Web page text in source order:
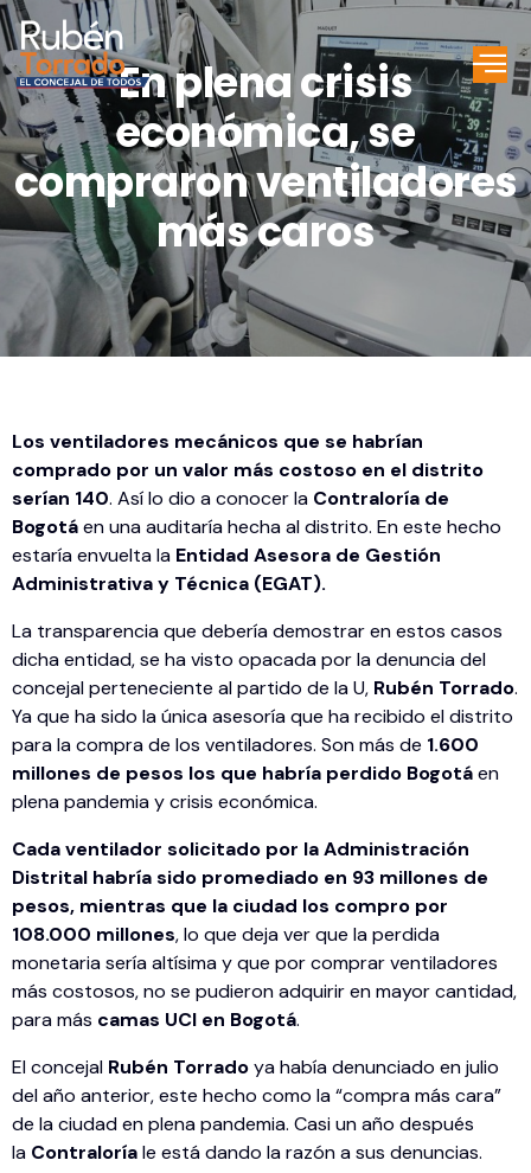
En plena crisis
económica, se
compraron ventiladores
más caros
Los ventiladores mecánicos que se habrían
comprado por un valor más costoso en el distrito
serían 140. Así lo dio a conocer la Contraloría de
Bogotáen una auditaría hecha al distrito. En este hecho
estaría envuelta la Entidad Asesora de Gestión
Administrativa y Técnica (EGAT).
La transparencia que debería demostrar en estos casos
dicha entidad, se ha visto opacada por la denuncia del
concejal perteneciente al partido de la U, Rubén Torrado.
Ya que ha sido la única asesoría que ha recibido el distrito
para la compra de los ventiladores. Son más de 1.600
millones de pesos los que habría perdido Bogotáen
plena pandemia y crisis económica.
Cada ventilador solicitado por la Administración
Distrital habría sido promediado en 93 millones de
pesos, mientras que la ciudad los compro por
108.000 millones, lo que deja ver que la perdida
monetaria sería altísima y que por comprar ventiladores
más costosos, no se pudieron adquirir en mayor cantidad,
para más camas UCI en Bogotá.
El concejal Rubén Torradoya había denunciado en julio
del año anterior, este hecho como la “compra más cara”
de la ciudad en plena pandemia. Casi un año después
la Contraloríale está dando la razón a sus denuncias.